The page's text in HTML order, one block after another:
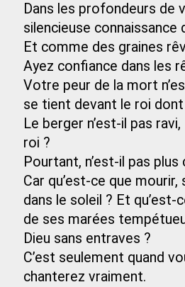
Dans les profondeurs de
silencieuse connaissance
Et comme des graines
Ayez confiance dans les
Votre peur de la mort
se tient devant le roi dont
Le berger n’est-il pas
roi ?
Pourtant, n’est-il pas
Car qu’est-ce que
dans le soleil ? Et
de ses marées
Dieu sans entraves ?
C’est seulement quand
chanterez vraiment.